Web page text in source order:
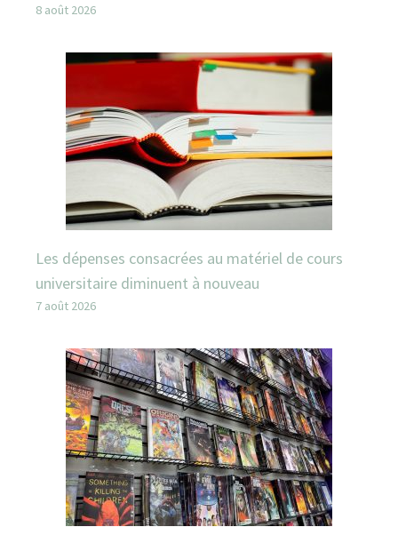
8 août 2026
Les dépenses consacrées au matériel de cours
universitaire diminuent à nouveau
7 août 2026